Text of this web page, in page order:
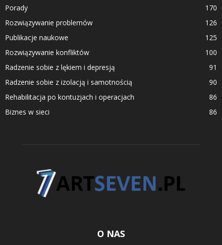
Porady
170
Rozwiązywanie problemów
126
Publikacje naukowe
125
Rozwiązywanie konfliktów
100
Radzenie sobie z lękiem i depresją
91
Radzenie sobie z izolacją i samotnością
90
Rehabilitacja po kontuzjach i operacjach
86
Biznes w sieci
86
O NAS